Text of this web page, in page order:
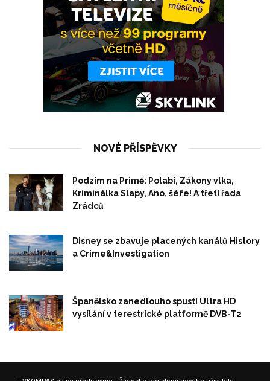
NOVÉ PŘÍSPĚVKY
Podzim na Primě: Polabí, Zákony vlka,
Kriminálka Slapy, Ano, šéfe! A třetí řada
Zrádců
Disney se zbavuje placených kanálů History
a Crime&Investigation
Španělsko zanedlouho spustí Ultra HD
vysílání v terestrické platformě DVB-T2